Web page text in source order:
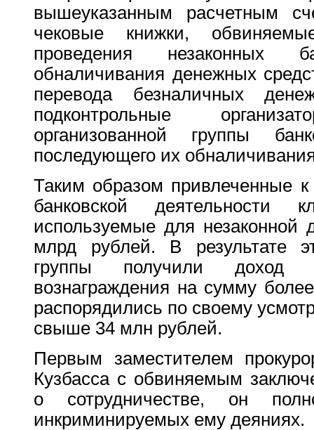
вышеуказанным расчетным
чековые книжки,
проведения незаконных
обналичивания денежных
перевода безналичных
подконтрольные
организованной группы
последующего их
Таким образом привлеченные
банковской деятельности
используемые для незаконной
млрд рублей. В результате
группы получили доход
вознаграждения на сумму
распорядились по своему
свыше 34 млн рублей.
Первым заместителем
Кузбасса с обвиняемым
о сотрудничестве, он
инкриминируемых ему деяниях.